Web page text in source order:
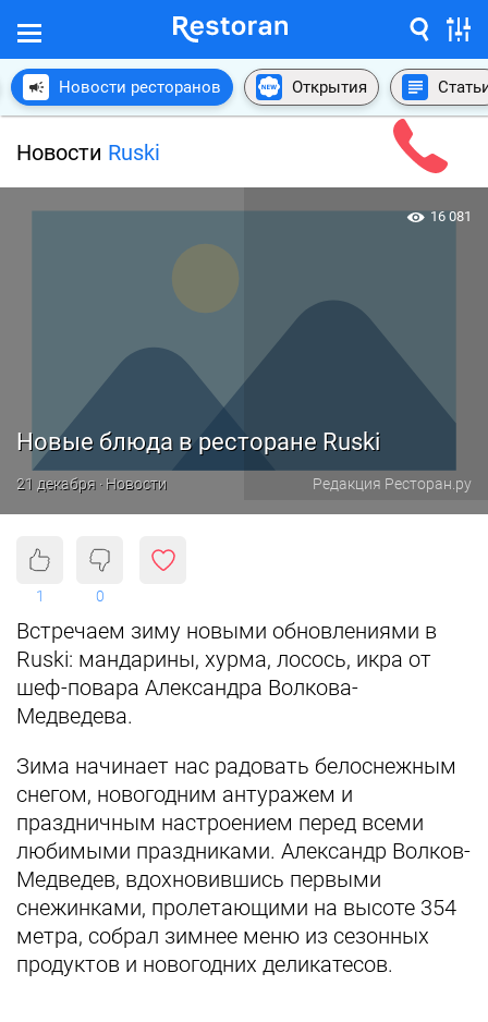
Новости ресторанов Открытия
Новости Ruski
Новые блюда в ресторане Ruski
21 декабря · Новости Редакция Ресторан.ру
16 081
1 0
Встречаем зиму новыми обновлениями в
Ruski: мандарины, хурма, лосось, икра от
шеф-повара Александра Волкова-
Медведева.
Зима начинает нас радовать белоснежным
снегом, новогодним антуражем и
праздничным настроением перед всеми
любимыми праздниками. Александр Волков-
Медведев, вдохновившись первыми
снежинками, пролетающими на высоте 354
метра, собрал зимнее меню из сезонных
продуктов и новогодних деликатесов.